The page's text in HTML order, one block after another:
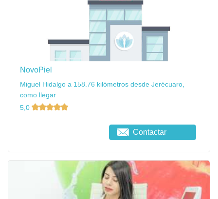
NovoPiel
Miguel Hidalgo a 158.76 kilómetros desde Jerécuaro,
como llegar
5,0
Contactar